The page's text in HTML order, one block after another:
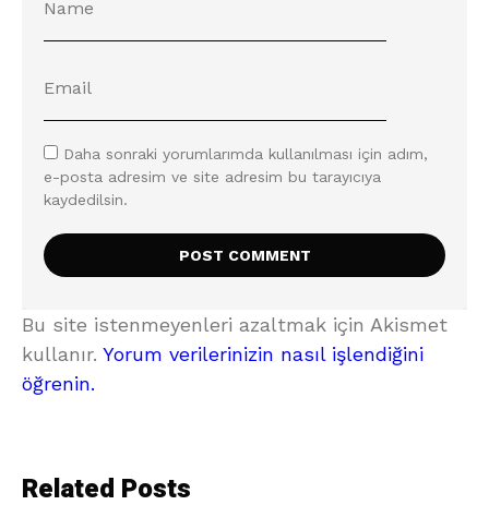
Daha sonraki yorumlarımda kullanılması için adım,
e-posta adresim ve site adresim bu tarayıcıya
kaydedilsin.
Bu site istenmeyenleri azaltmak için Akismet
kullanır. Yorum verilerinizin nasıl işlendiğini
öğrenin.
Related Posts